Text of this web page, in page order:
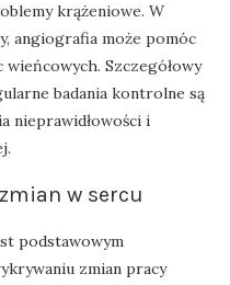
krążeniowe. W
angiografia może pomóc
Szczegółowy
badania kontrolne są
nieprawidłowości i
w sercu
podstawowym
zmian pracy